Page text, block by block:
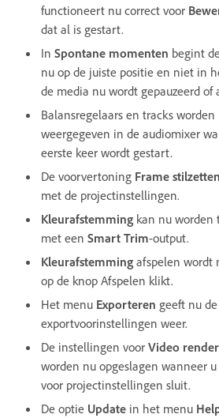
functioneert nu correct voor
dat al is gestart.
In Spontane momenten begint
nu op de juiste positie en niet in
de media nu wordt gepauzeerd of
Balansregelaars en tracks
weergegeven in de audiomixer
eerste keer wordt gestart.
De voorvertoning Frame stilzetten
met de projectinstellingen.
Kleurafstemming kan nu worden
met een Smart Trim-output.
Kleurafstemming afspelen wordt
op de knop Afspelen klikt.
Het menu Exporteren geeft nu
exportvoorinstellingen weer.
De instellingen voor Video
worden nu opgeslagen wanneer
voor projectinstellingen sluit.
De optie Update in het menu